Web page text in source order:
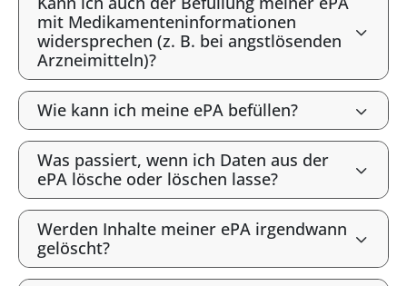
mit Medikamenteninformationen
widersprechen (z. B. bei angstlösenden
Arzneimitteln)?
Wie kann ich meine ePA befüllen?
Was passiert, wenn ich Daten aus der
ePA lösche oder löschen lasse?
Werden Inhalte meiner ePA irgendwann
gelöscht?